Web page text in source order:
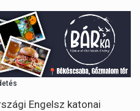
Engelsz katonai